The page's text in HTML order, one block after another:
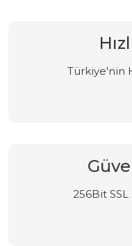
Türkiye'nin
256Bit